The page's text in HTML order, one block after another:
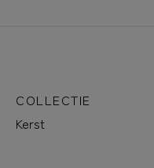
COLLECTIE
Kerst